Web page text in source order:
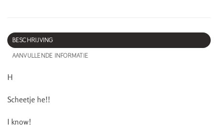
BESCHRIJVING
AANVULLENDE INFORMATIE
H
Scheetje he!!
I know!